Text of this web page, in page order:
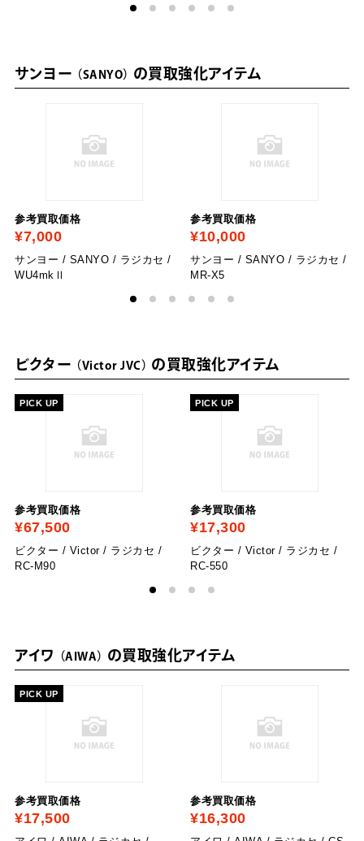
サンヨー SANYO の買取強化アイテム
参考買取価格
¥7,000
サンヨー / SANYO / ラジカセ /
WU4mkⅡ
参考買取価格
¥10,000
サンヨー / SANYO / ラジカセ /
MR-X5
ビクター Victor JVC の買取強化アイテム
PICK UP
参考買取価格
¥67,500
ビクター / Victor / ラジカセ /
RC-M90
PICK UP
参考買取価格
¥17,300
ビクター / Victor / ラジカセ /
RC-550
アイワ AIWA の買取強化アイテム
PICK UP
参考買取価格
¥17,500
参考買取価格
¥16,300